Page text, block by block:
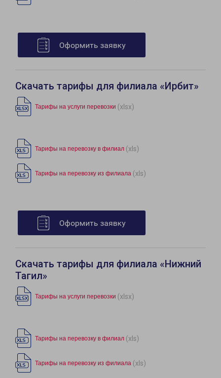
Оформить заявку
Скачать тарифы для филиала «Ирбит»
Тарифы на услуги перевозки (xlsx)
Тарифы на перевозку в филиал (xls)
Тарифы на перевозку из филиала (xls)
Оформить заявку
Скачать тарифы для филиала «Нижний
Тагил»
Тарифы на услуги перевозки (xlsx)
Тарифы на перевозку в филиал (xls)
Тарифы на перевозку из филиала (xls)